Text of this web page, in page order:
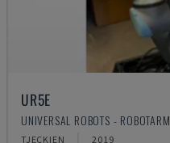
UR5E
UNIVERSAL ROBOTS - ROBOTARM
TJECKIEN 2019